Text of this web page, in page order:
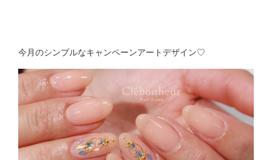
今月のシンプルなキャンペーンアートデザイン♡